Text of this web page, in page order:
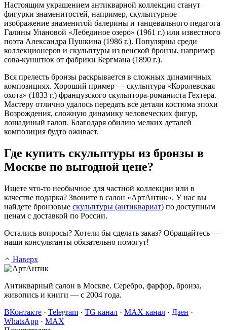
Настоящим украшением антикварной коллекции станут
фигурки знаменитостей, например, скульптурное
изображение знаменитой балерины и танцевального педагога
Галины Улановой «Лебединое озеро» (1961 г.) или известного
поэта Александра Пушкина (1986 г.). Популярны среди
коллекционеров и скульптуры из венской бронзы, например
сова-кунштюк от фабрики Бергмана (1890 г.).
Вся прелесть бронзы раскрывается в сложных динамичных
композициях. Хороший пример — скульптура «Королевская
охота» (1833 г.) французского скульптора-романиста Гехтера.
Мастеру отлично удалось передать все детали костюма эпохи
Возрождения, сложную динамику человеческих фигур,
лошадиный галоп. Благодаря обилию мелких деталей
композиция будто оживает.
Где купить скульптуры из бронзы в
Москве по выгодной цене?
Ищете что-то необычное для частной коллекции или в
качестве подарка? Звоните в салон «АртАнтик». У нас вы
найдете бронзовые скульптуры (антиквариат) по доступным
ценам с доставкой по России.
Остались вопросы? Хотели бы сделать заказ? Обращайтесь —
наши консультанты обязательно помогут!
Наверх
Антикварный салон в Москве. Серебро, фарфор, бронза,
живопись и книги — с 2004 года.
ВКонтакте · Telegram · TG канал · MAX канал · Дзен ·
WhatsApp · MAX